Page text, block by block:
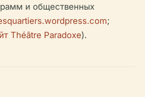
и общественных
;
Théâtre Paradoxe).